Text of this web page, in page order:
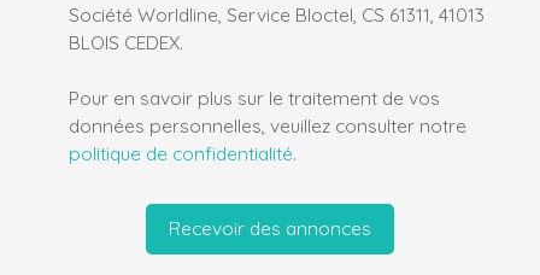
Société Worldline, Service Bloctel, CS 61311, 41013
BLOIS CEDEX.
Pour en savoir plus sur le traitement de vos
données personnelles, veuillez consulter notre
politique de confidentialité.
Recevoir des annonces